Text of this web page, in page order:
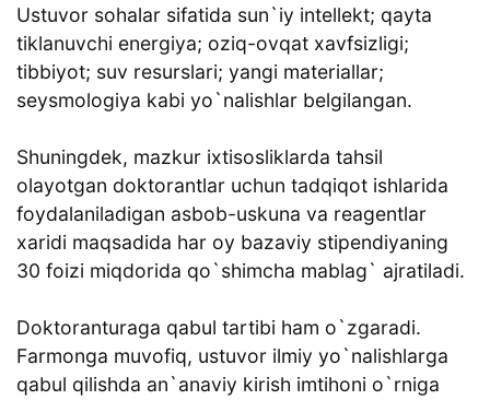
Ustuvor sohalar sifatida sun`iy intellekt; qayta
tiklanuvchi energiya; oziq-ovqat xavfsizligi;
tibbiyot; suv resurslari; yangi materiallar;
seysmologiya kabi yo`nalishlar belgilangan.
Shuningdek, mazkur ixtisosliklarda tahsil
olayotgan doktorantlar uchun tadqiqot ishlarida
foydalaniladigan asbob-uskuna va reagentlar
xaridi maqsadida har oy bazaviy stipendiyaning
30 foizi miqdorida qo`shimcha mablag` ajratiladi.
Doktoranturaga qabul tartibi ham o`zgaradi.
Farmonga muvofiq, ustuvor ilmiy yo`nalishlarga
qabul qilishda an`anaviy kirish imtihoni o`rniga